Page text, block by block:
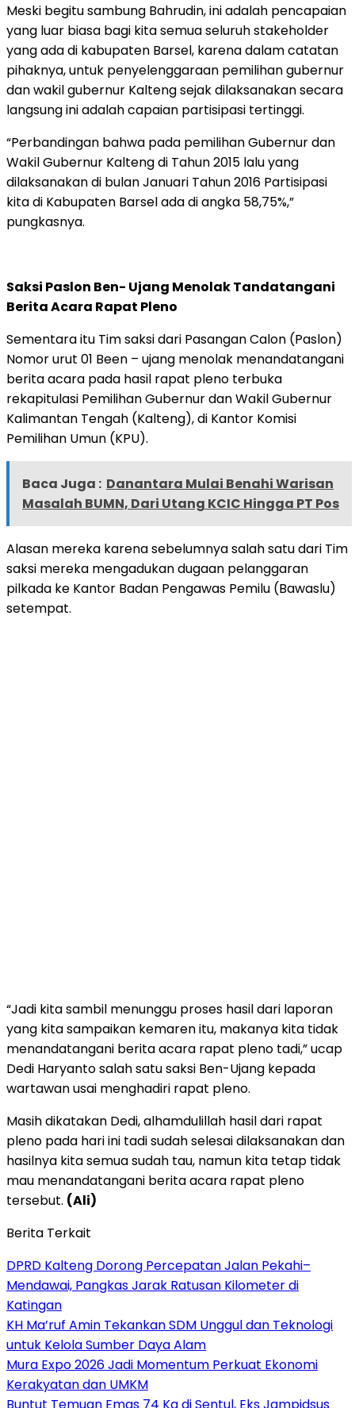
Meski begitu sambung Bahrudin, ini adalah pencapaian
yang luar biasa bagi kita semua seluruh stakeholder
yang ada di kabupaten Barsel, karena dalam catatan
pihaknya, untuk penyelenggaraan pemilihan gubernur
dan wakil gubernur Kalteng sejak dilaksanakan secara
langsung ini adalah capaian partisipasi tertinggi.
“Perbandingan bahwa pada pemilihan Gubernur dan
Wakil Gubernur Kalteng di Tahun 2015 lalu yang
dilaksanakan di bulan Januari Tahun 2016 Partisipasi
kita di Kabupaten Barsel ada di angka 58,75%,”
pungkasnya.
Saksi Paslon Ben- Ujang Menolak Tandatangani
Berita Acara Rapat Pleno
Sementara itu Tim saksi dari Pasangan Calon (Paslon)
Nomor urut 01 Been – ujang menolak menandatangani
berita acara pada hasil rapat pleno terbuka
rekapitulasi Pemilihan Gubernur dan Wakil Gubernur
Kalimantan Tengah (Kalteng), di Kantor Komisi
Pemilihan Umun (KPU).
Baca Juga : Danantara Mulai Benahi Warisan
Masalah BUMN, Dari Utang KCIC Hingga PT Pos
Alasan mereka karena sebelumnya salah satu dari Tim
saksi mereka mengadukan dugaan pelanggaran
pilkada ke Kantor Badan Pengawas Pemilu (Bawaslu)
setempat.
“Jadi kita sambil menunggu proses hasil dari laporan
yang kita sampaikan kemaren itu, makanya kita tidak
menandatangani berita acara rapat pleno tadi,” ucap
Dedi Haryanto salah satu saksi Ben-Ujang kepada
wartawan usai menghadiri rapat pleno.
Masih dikatakan Dedi, alhamdulillah hasil dari rapat
pleno pada hari ini tadi sudah selesai dilaksanakan dan
hasilnya kita semua sudah tau, namun kita tetap tidak
mau menandatangani berita acara rapat pleno
tersebut. (Ali)
Berita Terkait
DPRD Kalteng Dorong Percepatan Jalan Pekahi–
Mendawai, Pangkas Jarak Ratusan Kilometer di
Katingan
KH Ma’ruf Amin Tekankan SDM Unggul dan Teknologi
untuk Kelola Sumber Daya Alam
Mura Expo 2026 Jadi Momentum Perkuat Ekonomi
Kerakyatan dan UMKM
Buntut Temuan Emas 74 Kg di Sentul, Eks Jampidsus